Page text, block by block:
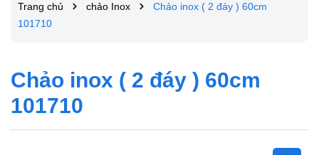
Trang chủ chảo Inox
Chảo inox ( 2 đáy ) 60cm
101710
Chảo inox ( 2 đáy ) 60cm
101710